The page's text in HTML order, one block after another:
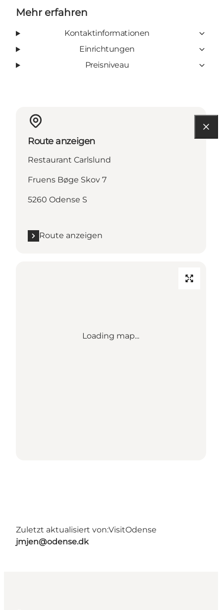
Mehr erfahren
Kontaktinformationen
Einrichtungen
Preisniveau
Route anzeigen
Restaurant Carlslund
Fruens Bøge Skov 7
5260 Odense S
Route anzeigen
Loading map...
Zuletzt aktualisiert von:VisitOdense
jmjen@odense.dk